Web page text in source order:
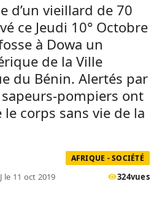
d’un vieillard de 70
ce Jeudi 10° Octobre
à Dowa un
de la Ville
du Bénin. Alertés par
pompiers ont
corps sans vie de la
AFRIQUE - SOCIÉTÉ
le 11 oct 2019 324vues